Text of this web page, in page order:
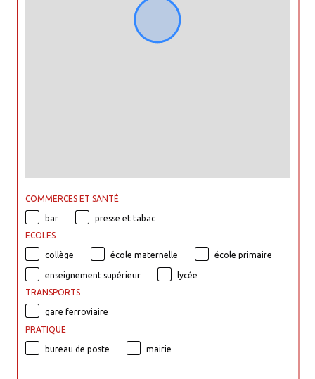
COMMERCES ET SANTÉ
bar
presse et tabac
ECOLES
collège école maternelle école primaire
enseignement supérieur
lycée
TRANSPORTS
gare ferroviaire
PRATIQUE
bureau de poste mairie